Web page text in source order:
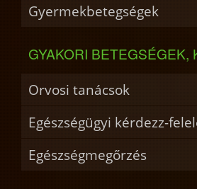
Gyermekbetegségek
GYAKORI BETEGSÉGEK,
Orvosi tanácsok
Egészségügyi kérdezz-
Egészségmegőrzés